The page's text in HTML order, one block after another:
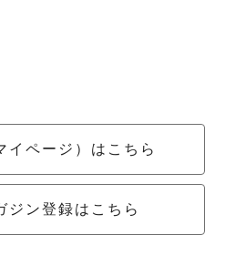
イページ）はこちら
ジン登録はこちら